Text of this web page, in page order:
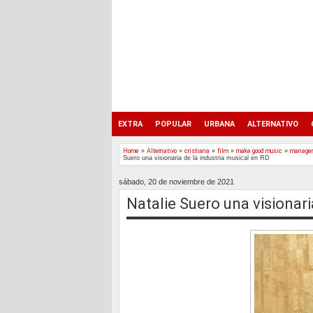
EXTRA POPULAR URBANA ALTERNATIVO
Home » Alternativo » cristiana » film » make good music » manager
Suero una visionaria de la industria musical en RD
sábado, 20 de noviembre de 2021
Natalie Suero una